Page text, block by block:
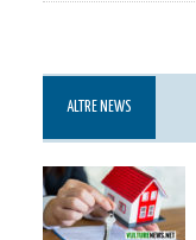
ALTRE NEWS